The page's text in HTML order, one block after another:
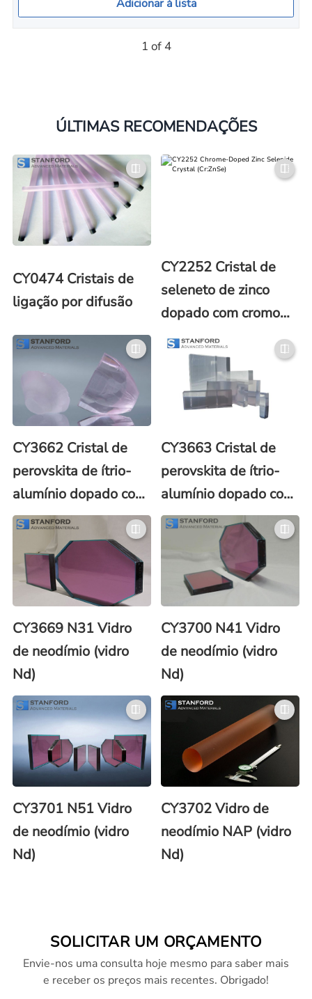
Adicionar à lista
1 of 4
ÚLTIMAS RECOMENDAÇÕES
CY0474 Cristais de
ligação por difusão
CY2252 Cristal de
seleneto de zinco
dopado com cromo
(Cr:ZnSe)
CY3662 Cristal de
perovskita de ítrio-
alumínio dopado com
érbio Er:YAP
(Er:YAlO3)
CY3663 Cristal de
perovskita de ítrio-
alumínio dopado com
neodímio Nd:YAP
(Nd3+: YAlO3)
CY3669 N31 Vidro
de neodímio (vidro
Nd)
CY3700 N41 Vidro
de neodímio (vidro
Nd)
CY3701 N51 Vidro
de neodímio (vidro
Nd)
CY3702 Vidro de
neodímio NAP (vidro
Nd)
SOLICITAR UM ORÇAMENTO
Envie-nos uma consulta hoje mesmo para saber mais
e receber os preços mais recentes. Obrigado!